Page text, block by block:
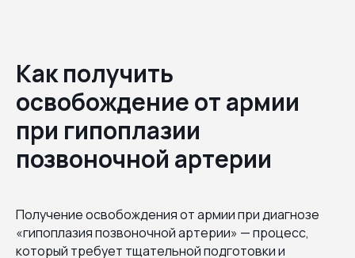
Как получить
освобождение от армии
при гипоплазии
позвоночной артерии
Получение освобождения от армии при диагнозе
«гипоплазия позвоночной артерии» — процесс,
который требует тщательной подготовки и